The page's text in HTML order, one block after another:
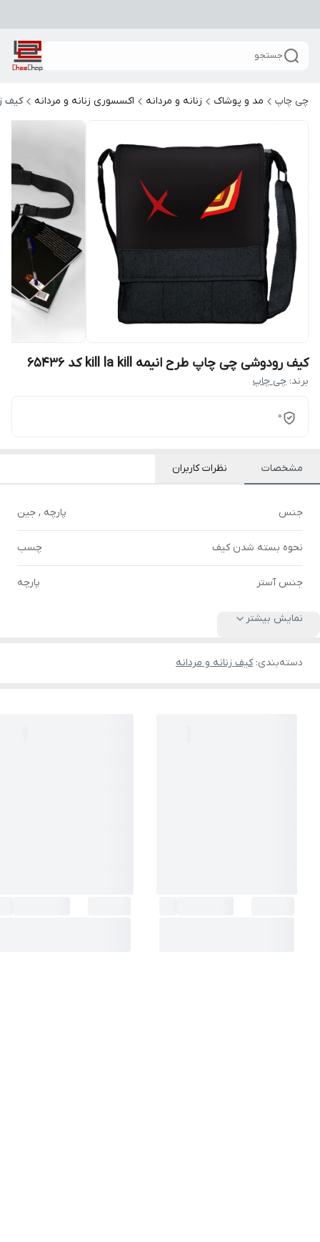
جستجو
چی چاپ مد و پوشاک زنانه و مردانه اکسسوری زنانه و مردانه کیف
کیف رودوشی چی چاپ طرح انیمه kill la kill کد 65436
برند: چی چاپ
0
مشخصات نظرات کاربران
جنس پارچه , جین
نحوه بسته شدن کیف چسب
جنس آستر پارچه
نمایش بیشتر
دسته‌بندی:کیف زنانه و مردانه